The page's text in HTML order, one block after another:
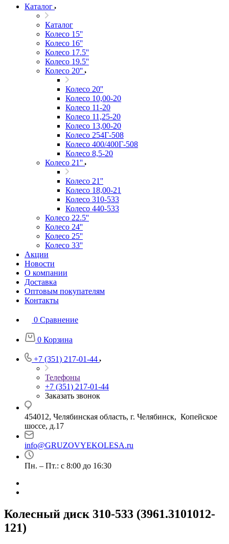
Каталог
Каталог
Колесо 15''
Колесо 16''
Колесо 17.5''
Колесо 19.5''
Колесо 20''
Колесо 20''
Колесо 10,00-20
Колесо 11-20
Колесо 11,25-20
Колесо 13,00-20
Колесо 254Г-508
Колесо 400/400Г-508
Колесо 8,5-20
Колесо 21''
Колесо 21''
Колесо 18,00-21
Колесо 310-533
Колесо 440-533
Колесо 22.5''
Колесо 24''
Колесо 25''
Колесо 33''
Акции
Новости
О компании
Доставка
Оптовым покупателям
Контакты
0 Сравнение
0 Корзина
+7 (351) 217-01-44
Телефоны
+7 (351) 217-01-44
Заказать звонок
454012, Челябинская область, г. Челябинск, Копейское
шоссе, д.17
info@GRUZOVYEKOLESA.ru
Пн. – Пт.: с 8:00 до 16:30
Колесный диск 310-533 (3961.3101012-
121)